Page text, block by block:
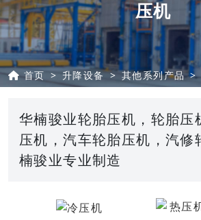
压机
首页 升降设备 其他系列产品
华楠骏业轮胎压机，轮胎压
压机，汽车轮胎压机，汽修
楠骏业专业制造